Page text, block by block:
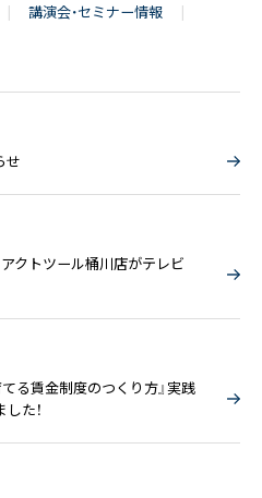
講演会・セミナー情報
せ
アクトツール桶川店がテレビ
る賃金制度のつくり方』実践
た！
2丁目40-12